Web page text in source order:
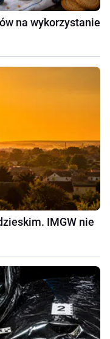
na wykorzystanie
IMGW nie